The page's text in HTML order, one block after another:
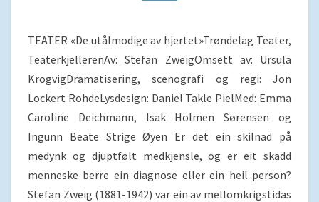
TEATER «De utålmodige av hjertet»Trøndelag Teater,
TeaterkjellerenAv: Stefan ZweigOmsett av: Ursula
KrogvigDramatisering, scenografi og regi: Jon
Lockert RohdeLysdesign: Daniel Takle PielMed: Emma
Caroline Deichmann, Isak Holmen Sørensen og
Ingunn Beate Strige Øyen Er det ein skilnad på
medynk og djuptfølt medkjensle, og er eit skadd
menneske berre ein diagnose eller ein heil person?
Stefan Zweig (1881-1942) var ein av mellomkrigstidas